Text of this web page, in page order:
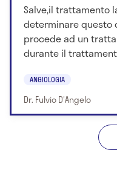
Salve,il trattamento
determinare questo
procede ad un
durante il
ANGIOLOGIA
Dr. Fulvio D'Angelo